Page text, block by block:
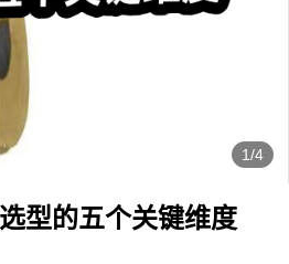
1/4
型的五个关键维度